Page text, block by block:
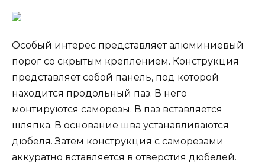
Особый интерес представляет алюминиевый
порог со скрытым креплением. Конструкция
представляет собой панель, под которой
находится продольный паз. В него
монтируются саморезы. В паз вставляется
шляпка. В основание шва устанавливаются
дюбеля. Затем конструкция с саморезами
аккуратно вставляется в отверстия дюбелей.